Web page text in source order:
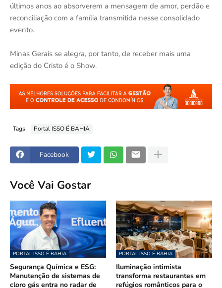
últimos anos ao absorverem a mensagem de amor, perdão e
reconciliação com a família transmitida nesse consolidado
evento.
Minas Gerais se alegra, por tanto, de receber mais uma
edição do Cristo é o Show.
Tags Portal ISSO É BAHIA
Facebook
Você Vai Gostar
PORTAL ISSO É BAHIA
Segurança Química e ESG:
Manutenção de sistemas de
cloro gás entra no radar de
PORTAL ISSO É BAHIA
Iluminação intimista
transforma restaurantes em
refúgios românticos para o